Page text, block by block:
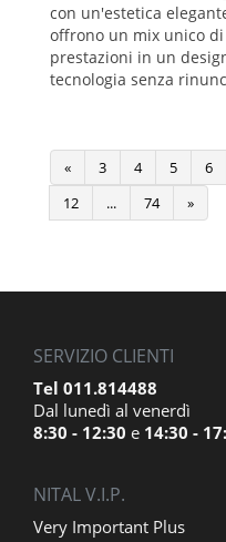
con un'estetica
offrono un mix unico di
prestazioni in un
tecnologia senza
« 3 4 5 6
12
... 74 »
SERVIZIO CLIENTI
Tel 011.814488
Dal lunedì al venerdì
8:30 - 12:30 e 14:30 -
NITAL V.I.P.
Very Important Plus